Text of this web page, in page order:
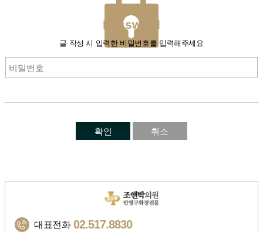
PAssword
글 작성 시 입력한 비밀번호를 입력해주세요
확인 취소
대표전화 02.517.8830